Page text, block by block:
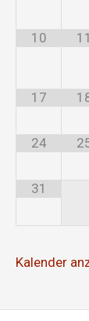
10 11
17
24
31
Kalender